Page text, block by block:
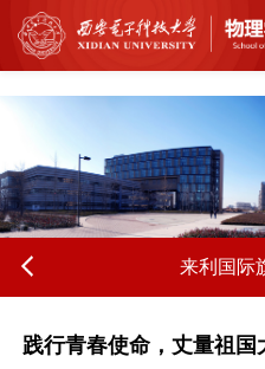
来利国际旗舰厅
来利国际
践行青春使命，丈量祖